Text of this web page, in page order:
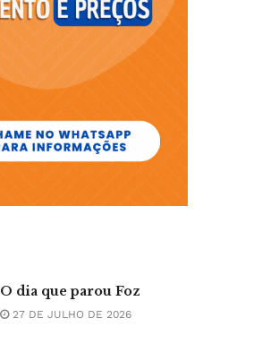
O dia que parou Foz
27 DE JULHO DE 2026